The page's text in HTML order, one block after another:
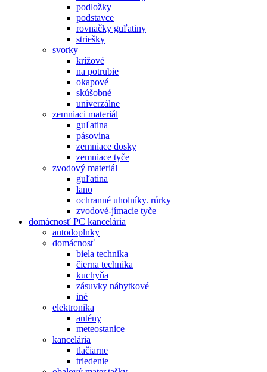
podložky
podstavce
rovnačky guľatiny
striešky
svorky
krížové
na potrubie
okapové
skúšobné
univerzálne
zemniaci materiál
guľatina
pásovina
zemniace dosky
zemniace tyče
zvodový materiál
guľatina
lano
ochranné uholníky. rúrky
zvodové-jímacie tyče
domácnosť PC kancelária
autodoplnky
domácnosť
biela technika
čierna technika
kuchyňa
zásuvky nábytkové
iné
elektronika
antény
meteostanice
kancelária
tlačiarne
triedenie